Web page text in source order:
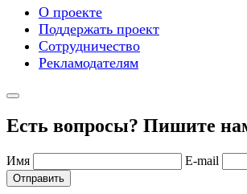
О проекте
Поддержать проект
Сотрудничество
Рекламодателям
Есть вопросы? Пишите
Имя E-mail